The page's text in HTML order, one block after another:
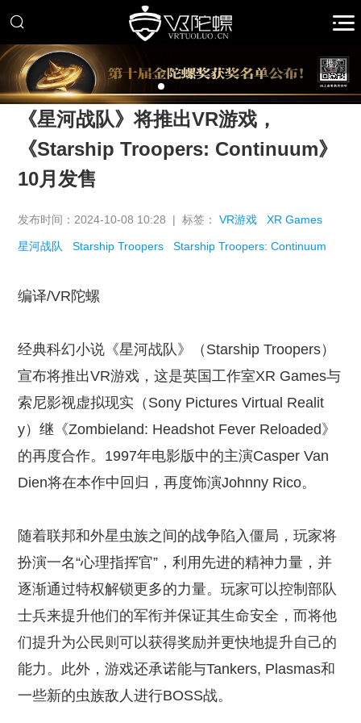
推广
《星河战队》将推出VR游戏，
《Starship Troopers: Continuum》
10月发售
发布时间：2024-10-08 10:28 | 标签：VR游戏 XR Games
星河战队 Starship Troopers Starship Troopers: Continuum
编译/VR陀螺
经典科幻小说《星河战队》（Starship Troopers）
宣布将推出VR游戏，这是英国工作室XR Games与
索尼影视虚拟现实（Sony Pictures Virtual Realit
y）继《Zombieland: Headshot Fever Reloaded》
的再度合作。1997年电影版中的主演Casper Van
Dien将在本作中回归，再度饰演Johnny Rico。
随着联邦和外星虫族之间的战争陷入僵局，玩家将
扮演一名“心理指挥官”，利用先进的精神力量，并
逐渐通过特权解锁更多的力量。玩家可以控制部队
士兵来提升他们的军衔并保证其生命安全，而将他
们提升为公民则可以获得奖励并更快地提升自己的
能力。此外，游戏还承诺能与Tankers, Plasmas和
一些新的虫族敌人进行BOSS战。